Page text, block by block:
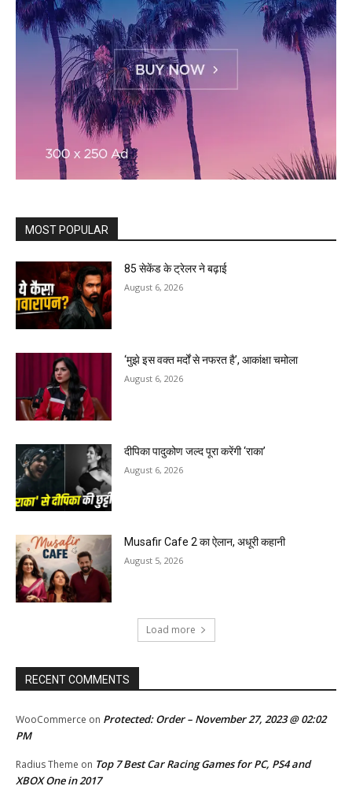
MOST POPULAR
85 सेकेंड के ट्रेलर ने बढ़ाई
August 6, 2026
‘मुझे इस वक्त मर्दों से नफरत है’, आकांक्षा चमोला
August 6, 2026
दीपिका पादुकोण जल्द पूरा करेंगी ‘राका’
August 6, 2026
Musafir Cafe 2 का ऐलान, अधूरी कहानी
August 5, 2026
Load more
RECENT COMMENTS
WooCommerce on Protected: Order – November 27, 2023 @ 02:02
PM
Radius Theme on Top 7 Best Car Racing Games for PC, PS4 and
XBOX One in 2017